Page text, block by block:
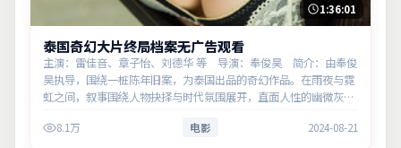
1:36:01
泰国奇幻大片终局档案无广告观看
主演：雷佳音、章子怡、刘德华 等 导演：奉俊昊 简介：由奉俊
昊执导，围绕一桩陈年旧案，为泰国出品的奇幻作品。在雨夜与霓
虹之间，叙事围绕人物抉择与时代氛围展开，直面人性的幽微灰
8.1万 电影 2024-08-21